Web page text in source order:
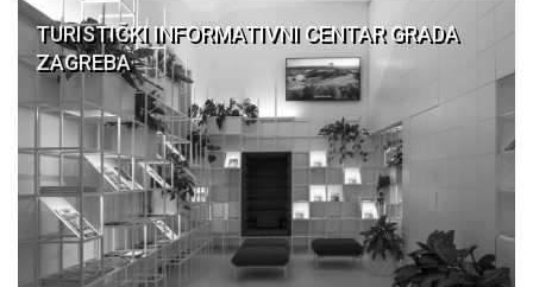
TURISTIČKI INFORMATIVNI CENTAR GRADA
ZAGREBA